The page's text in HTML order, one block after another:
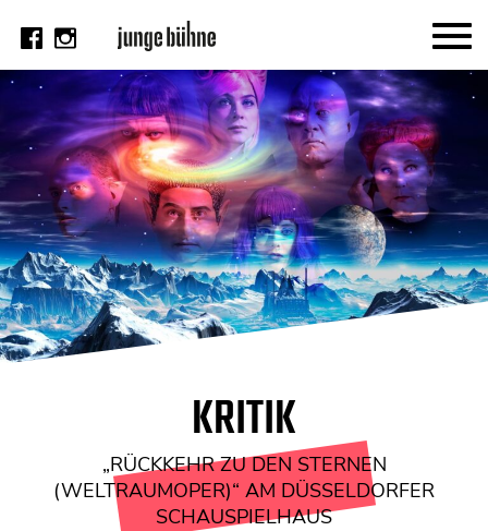
AKTUELL
Thema
Video
Kritik
DAS HEFT
Aktuelles Heft
Alle Hefte
KONTAKT
KRITIK
„RÜCKKEHR ZU DEN STERNEN
(WELTRAUMOPER)“ AM DÜSSELDORFER
SCHAUSPIELHAUS